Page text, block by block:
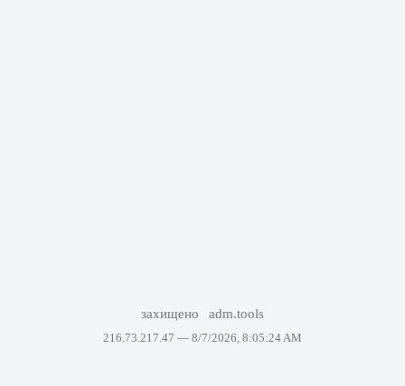
захищено adm.tools
216.73.217.47 — 8/7/2026, 8:05:24 AM